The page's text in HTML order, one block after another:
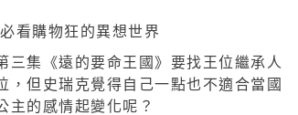
三集《遠的要命王國》要找王位繼承人
，但史瑞克覺得自己一點也不適合當國
主的感情起變化呢？